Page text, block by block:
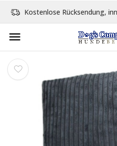
Vor 15:00 Uhr bestellt, am gleichen